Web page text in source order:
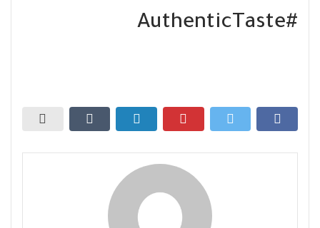
#AuthenticTaste